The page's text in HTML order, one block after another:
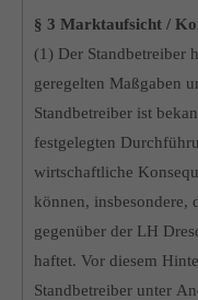
§ 3 Marktaufsicht /
(1) Der Standbetreiber
geregelten Maßgaben
Standbetreiber ist
festgelegten
wirtschaftliche
können, insbesondere,
gegenüber der LH
haftet. Vor diesem
Standbetreiber unter